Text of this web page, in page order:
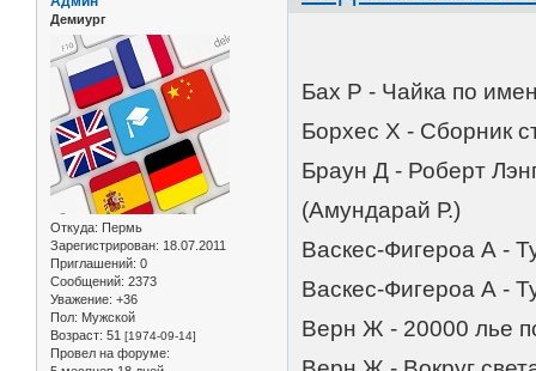
Демиург
Откуда: Пермь
Зарегистрирован: 18.07.2011
Приглашений: 0
Сообщений: 2373
Уважение: +36
Пол: Мужской
Возраст: 51 [1974-09-14]
Провел на форуме:
Бах Р - Чайка по
Борхес Х - Сборник
Браун Д - Роберт
(Амундарай Р.)
Васкес-Фигероа А -
Васкес-Фигероа А -
Верн Ж - 20000 лье